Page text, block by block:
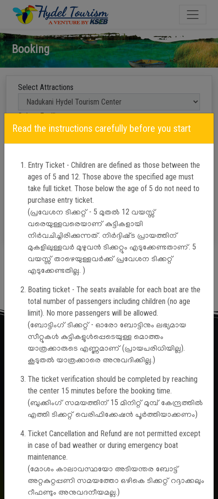
Booking
Select Attractions
Select Facility
VisitingDate
Timing
Search
Cart Empty
Read the instructions carefully before you start
Entry Ticket - Children are defined as those between the
ages of 5 and 12. Those above the specified age must
take full ticket. Those below the age of 5 do not need to
purchase entry ticket.
(പ്രവേശന ടിക്കറ്റ് - 5 മുതൽ 12 വയസ്സ്
വരെയുള്ളവരെയാണ് കുട്ടികളായി
നിർവചിച്ചിരിക്കുന്നത്. നിർദ്ദിഷ്‌ട പ്രായത്തിന്
മുകളിലുള്ളവർ മുഴുവൻ ടിക്കറ്റും എടുക്കേണ്ടതാണ്. 5
വയസ്സ് താഴെയുള്ളവർക്ക് പ്രവേശന ടിക്കറ്റ്
എടുക്കേണ്ടതില്ല. )
Boating ticket - The seats available for each boat are the
total number of passengers including children (no age
limit). No more passengers will be allowed.
(ബോട്ടിംഗ് ടിക്കറ്റ് - ഓരോ ബോട്ടിനും ലഭ്യമായ
സീറ്റുകൾ കുട്ടികളുൾപ്പെടെയുള്ള മൊത്തം
യാത്രക്കാരുടെ എണ്ണമാണ് (പ്രായപരിധിയില്ല).
കൂടുതൽ യാത്രക്കാരെ അനുവദിക്കില്ല.)
The ticket verification should be completed by reaching
the center 15 minutes before the booking time.
(ബുക്കിംഗ് സമയത്തിന് 15 മിനിറ്റ് മുമ്പ് കേന്ദ്രത്തിൽ
എത്തി ടിക്കറ്റ് വെരിഫിക്കേഷൻ പൂർത്തിയാക്കണം)
Ticket Cancellation and Refund are not permitted except
in case of bad weather or during emergency boat
maintenance.
(മോശം കാലാവസ്ഥയോ അടിയന്തര ബോട്ട്
അറ്റകുറ്റപ്പണി സമയത്തോ ഒഴികെ ടിക്കറ്റ് റദ്ദാക്കലും
റീഫണ്ടും അനുവദനീയമല്ല.)
Address
Thiruvananthapuram,
Kerala, India, PIN - 695004
0471 2553640/ 2514209
khtc.kseb@gmail.com
Quick Links
Governing Body